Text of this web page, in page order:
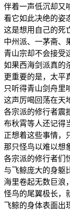
伴着一声低沉却又
看它如此决绝的姿
这是想用自己的死
中州派、一茅斋、
青山宗却不会接受
如果西海剑派真的
更重要的是，太平
只听得青山剑舟里
这声厉喝回荡在天
各宗派的修行者震
布秋霄等人还记得
正想着这些事情，
那只怪鸟以难以想
各宗派的修行者们
与飞鲸庞大的身躯
海里卷起无数巨浪
怪鸟的尾翼极长，
飞鲸的身体表面出